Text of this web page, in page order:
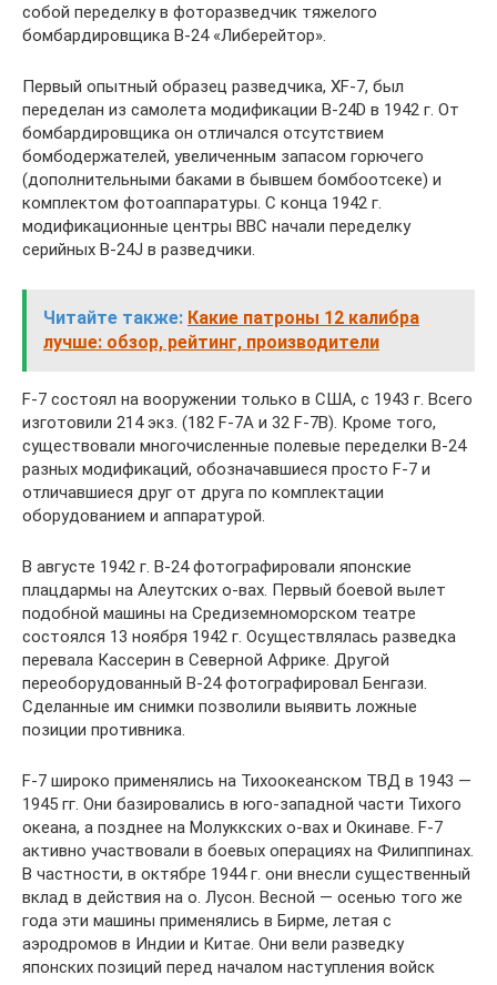
собой переделку в фоторазведчик тяжелого
бомбардировщика В-24 «Либерейтор».
Первый опытный образец разведчика, XF-7, был
переделан из самолета модификации B-24D в 1942 г. От
бомбардировщика он отличался отсутствием
бомбодержателей, увеличенным запасом горючего
(дополнительными баками в бывшем бомбоотсеке) и
комплектом фотоаппаратуры. С конца 1942 г.
модификационные центры ВВС начали переделку
серийных B-24J в разведчики.
Читайте также: Какие патроны 12 калибра
лучше: обзор, рейтинг, производители
F-7 состоял на вооружении только в США, с 1943 г. Всего
изготовили 214 экз. (182 F-7A и 32 F-7B). Кроме того,
существовали многочисленные полевые переделки В-24
разных модификаций, обозначавшиеся просто F-7 и
отличавшиеся друг от друга по комплектации
оборудованием и аппаратурой.
В августе 1942 г. В-24 фотографировали японские
плацдармы на Алеутских о-вах. Первый боевой вылет
подобной машины на Средиземноморском театре
состоялся 13 ноября 1942 г. Осуществлялась разведка
перевала Кассерин в Северной Африке. Другой
переоборудованный В-24 фотографировал Бенгази.
Сделанные им снимки позволили выявить ложные
позиции противника.
F-7 широко применялись на Тихоокеанском ТВД в 1943 —
1945 гг. Они базировались в юго-западной части Тихого
океана, а позднее на Молуккских о-вах и Окинаве. F-7
активно участвовали в боевых операциях на Филиппинах.
В частности, в октябре 1944 г. они внесли существенный
вклад в действия на о. Лусон. Весной — осенью того же
года эти машины применялись в Бирме, летая с
аэродромов в Индии и Китае. Они вели разведку
японских позиций перед началом наступления войск